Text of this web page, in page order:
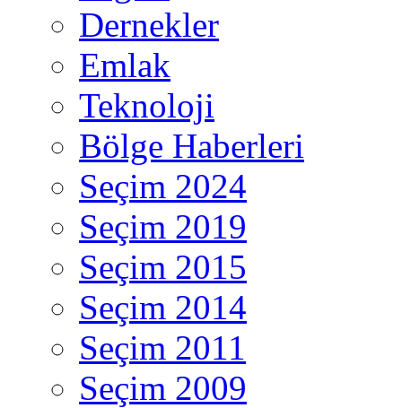
Dernekler
Emlak
Teknoloji
Bölge Haberleri
Seçim 2024
Seçim 2019
Seçim 2015
Seçim 2014
Seçim 2011
Seçim 2009